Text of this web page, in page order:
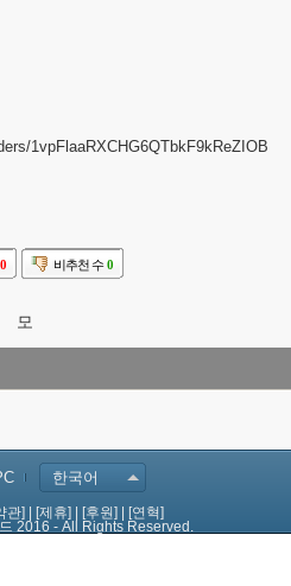
1vpFlaaRXCHG6QTbkF9kReZIOB
0 비추천 수 0
모
한국어
관] [제휴] [후원]
[연혁]
2016 - All Rights Reserved.